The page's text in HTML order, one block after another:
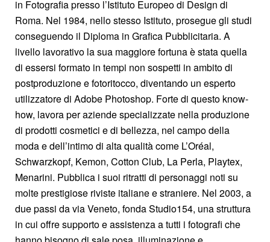
in Fotografia presso l’Istituto Europeo di Design di
Roma. Nel 1984, nello stesso Istituto, prosegue gli studi
conseguendo il Diploma in Grafica Pubblicitaria. A
livello lavorativo la sua maggiore fortuna è stata quella
di essersi formato in tempi non sospetti in ambito di
postproduzione e fotoritocco, diventando un esperto
utilizzatore di Adobe Photoshop. Forte di questo know-
how, lavora per aziende specializzate nella produzione
di prodotti cosmetici e di bellezza, nel campo della
moda e dell’intimo di alta qualità come L’Oréal,
Schwarzkopf, Kemon, Cotton Club, La Perla, Playtex,
Menarini. Pubblica i suoi ritratti di personaggi noti su
molte prestigiose riviste italiane e straniere. Nel 2003, a
due passi da via Veneto, fonda Studio154, una struttura
in cui offre supporto e assistenza a tutti i fotografi che